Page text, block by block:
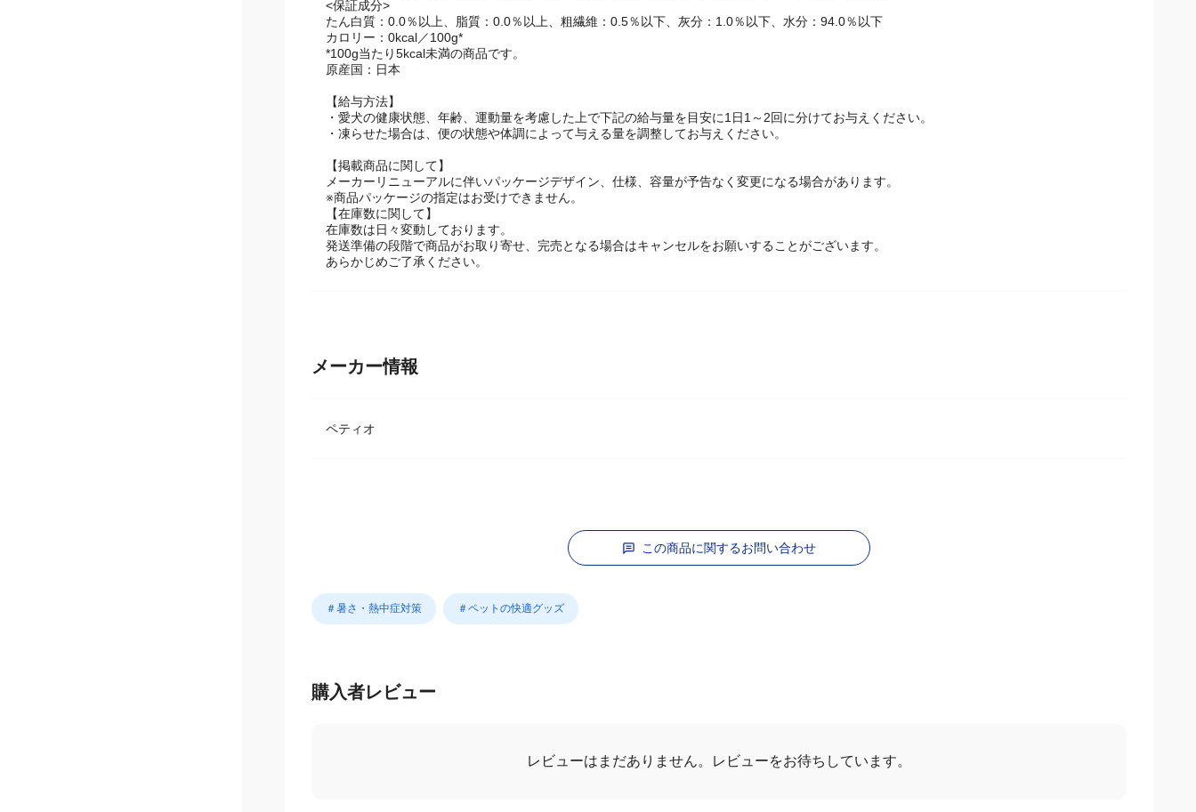
<保証成分>
たん白質：0.0％以上、脂質：0.0％以上、粗繊維：0.5％以下、灰分：1.0％以下、水分：94.0％以下
カロリー：0kcal／100g*
*100g当たり5kcal未満の商品です。
原産国：日本
【給与方法】
・愛犬の健康状態、年齢、運動量を考慮した上で下記の給与量を目安に1日1～2回に分けてお与えください。
・凍らせた場合は、便の状態や体調によって与える量を調整してお与えください。
【掲載商品に関して】
メーカーリニューアルに伴いパッケージデザイン、仕様、容量が予告なく変更になる場合があります。
※商品パッケージの指定はお受けできません。
【在庫数に関して】
在庫数は日々変動しております。
発送準備の段階で商品がお取り寄せ、完売となる場合はキャンセルをお願いすることがございます。
あらかじめご了承ください。
メーカー情報
ペティオ
この商品に関するお問い合わせ
＃暑さ・熱中症対策 ＃ペットの快適グッズ
購入者レビュー
レビューはまだありません。 レビューをお待ちしています。